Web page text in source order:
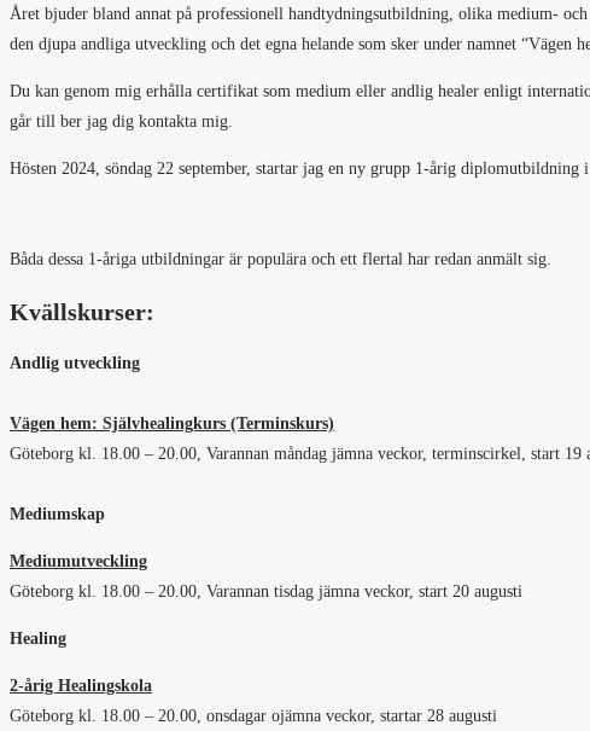
Året bjuder bland annat på professionell handtydningsutbildning, olika medium-
den djupa andliga utveckling och det egna helande som sker under namnet “Vägen
Du kan genom mig erhålla certifikat som medium eller andlig healer enligt
går till ber jag dig kontakta mig.
Hösten 2024, söndag 22 september, startar jag en ny grupp 1-årig
Båda dessa 1-åriga utbildningar är populära och ett flertal har redan anmält sig.
Kvällskurser:
Andlig utveckling
Vägen hem: Självhealingkurs (Terminskurs)
Göteborg kl. 18.00 – 20.00, Varannan måndag jämna veckor, terminscirkel, start 19
Mediumskap
Mediumutveckling
Göteborg kl. 18.00 – 20.00, Varannan tisdag jämna veckor, start 20 augusti
Healing
2-årig Healingskola
Göteborg kl. 18.00 – 20.00, onsdagar ojämna veckor, startar 28 augusti